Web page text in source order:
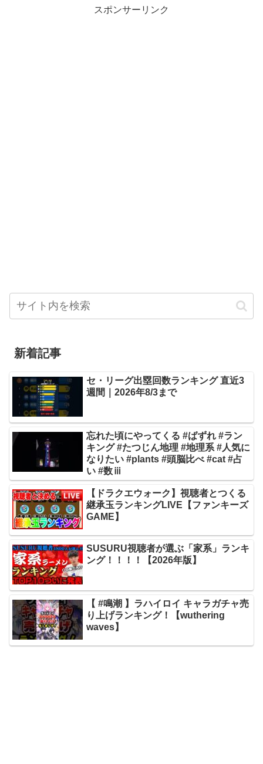
スポンサーリンク
新着記事
セ・リーグ出塁回数ランキング 直近3
週間｜2026年8/3まで
忘れた頃にやってくる #ばずれ #ラン
キング #たつじん地理 #地理系 #人気に
なりたい #plants #頭脳比べ #cat #占
い #数ⅲ
【ドラクエウォーク】視聴者とつくる
継承玉ランキングLIVE【ファンキーズ
GAME】
SUSURU視聴者が選ぶ「家系」ランキ
ング！！！！【2026年版】
【 #鳴潮 】ラハイロイ キャラガチャ売
り上げランキング！【wuthering
waves】